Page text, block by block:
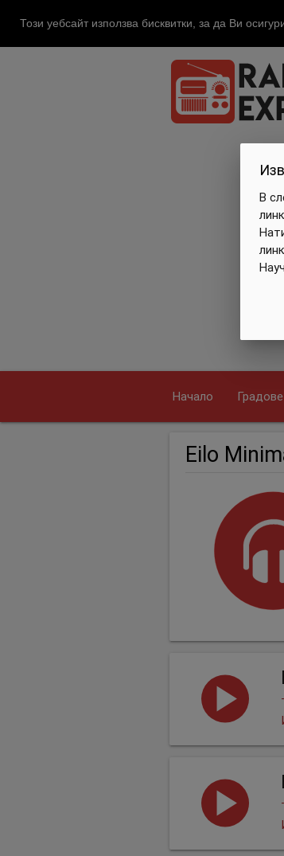
Този уебсайт използва бисквитки, за да Ви
Начало Градове
Eilo
В
линк.
линк